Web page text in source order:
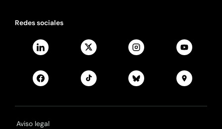
Redes sociales
Aviso legal